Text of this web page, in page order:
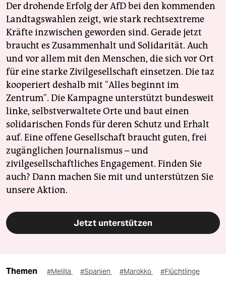
Der drohende Erfolg der AfD bei den kommenden
Landtagswahlen zeigt, wie stark rechtsextreme
Kräfte inzwischen geworden sind. Gerade jetzt
braucht es Zusammenhalt und Solidarität. Auch
und vor allem mit den Menschen, die sich vor Ort
für eine starke Zivilgesellschaft einsetzen. Die taz
kooperiert deshalb mit "Alles beginnt im
Zentrum". Die Kampagne unterstützt bundesweit
linke, selbstverwaltete Orte und baut einen
solidarischen Fonds für deren Schutz und Erhalt
auf. Eine offene Gesellschaft braucht guten, frei
zugänglichen Journalismus – und
zivilgesellschaftliches Engagement. Finden Sie
auch? Dann machen Sie mit und unterstützen Sie
unsere Aktion.
Jetzt unterstützen
Themen #Melilla #Spanien #Marokko #Flüchtlinge